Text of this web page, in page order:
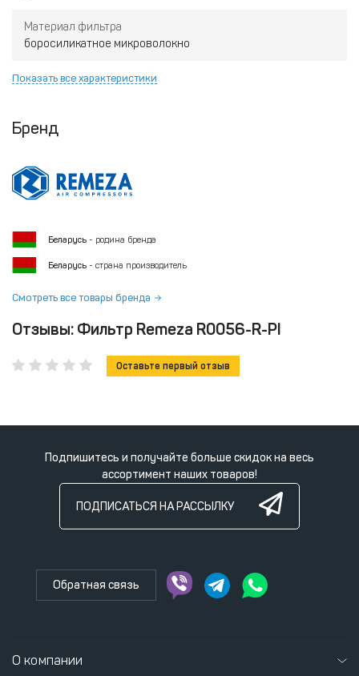
Материал фильтра
боросиликатное микроволокно
Показать все характеристики
Бренд
Беларусь - родина бренда
Беларусь - страна производитель
Смотреть все товары бренда
Отзывы: Фильтр Remeza R0056-R-PI
Оставьте первый отзыв
Подпишитесь и получайте больше скидок на весь
ассортимент наших товаров!
ПОДПИСАТЬСЯ НА РАССЫЛКУ
Обратная связь
О компании